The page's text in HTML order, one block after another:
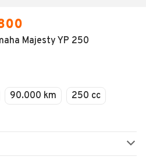
Majesty YP 250
90.000 km
250 cc